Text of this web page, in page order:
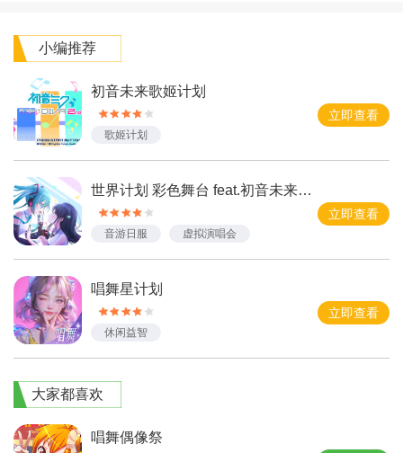
小编推荐
初音未来歌姬计划
歌姬计划
立即查看
世界计划 彩色舞台 feat.初音未来日服
音游日服 虚拟演唱会
立即查看
唱舞星计划
休闲益智
立即查看
大家都喜欢
唱舞偶像祭